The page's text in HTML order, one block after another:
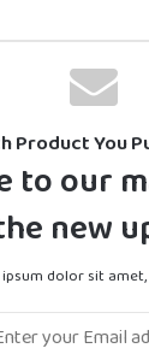
Product You
to our
new
dolor sit